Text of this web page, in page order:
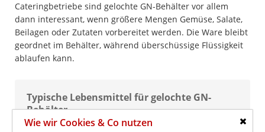
Cateringbetriebe sind gelochte GN-Behälter vor allem
dann interessant, wenn größere Mengen Gemüse, Salate,
Beilagen oder Zutaten vorbereitet werden. Die Ware bleibt
geordnet im Behälter, während überschüssige Flüssigkeit
ablaufen kann.
Typische Lebensmittel für gelochte GN-
Behälter
Salat, Blattsalat, Kräuter und gewaschenes
Wie wir Cookies & Co nutzen